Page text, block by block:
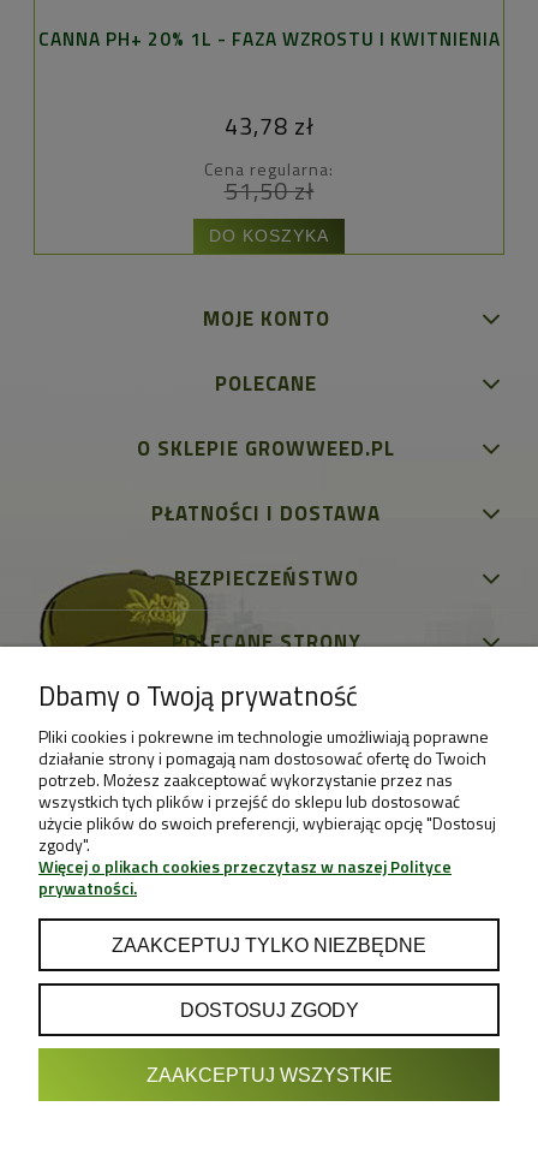
CANNA PH+ 20% 1L - FAZA WZROSTU I KWITNIENIA
43,78 zł
Cena regularna:
51,50 zł
DO KOSZYKA
MOJE KONTO
POLECANE
O SKLEPIE GROWWEED.PL
PŁATNOŚCI I DOSTAWA
BEZPIECZEŃSTWO
POLECANE STRONY
POKAŻ PEŁNĄ WERSJĘ STRONY
Dbamy o Twoją prywatność
Pliki cookies i pokrewne im technologie umożliwiają poprawne
działanie strony i pomagają nam dostosować ofertę do Twoich
potrzeb. Możesz zaakceptować wykorzystanie przez nas
wszystkich tych plików i przejść do sklepu lub dostosować
użycie plików do swoich preferencji, wybierając opcję "Dostosuj
zgody".
Więcej o plikach cookies przeczytasz w naszej Polityce
prywatności.
ZAAKCEPTUJ TYLKO NIEZBĘDNE
DOSTOSUJ ZGODY
ZAAKCEPTUJ WSZYSTKIE